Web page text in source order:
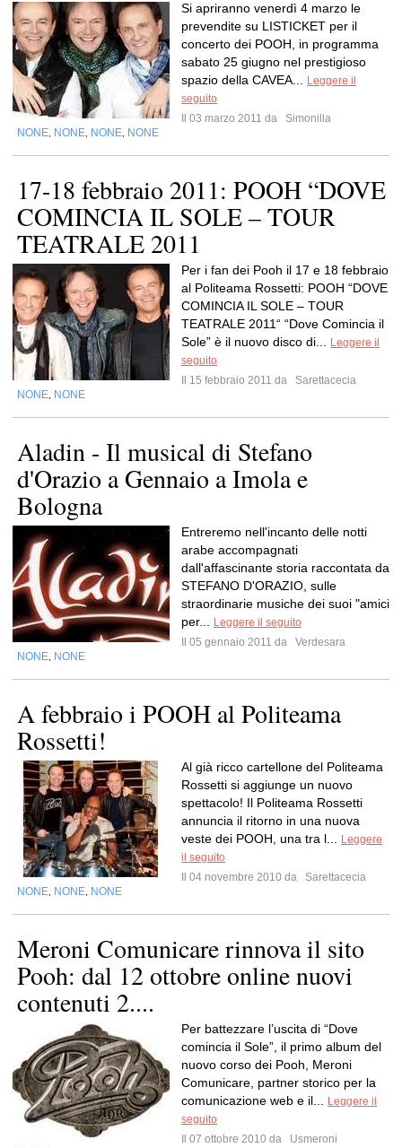
Si apriranno venerdì 4 marzo le
prevendite su LISTICKET per il
concerto dei POOH, in programma
sabato 25 giugno nel prestigioso
spazio della CAVEA...
Leggere il
seguito
Il 03 marzo 2011 da
Simonilla
NONE NONE NONE NONE
17-18 febbraio 2011: POOH “DOVE
COMINCIA IL SOLE – TOUR
TEATRALE 2011
Per i fan dei Pooh il 17 e 18 febbraio
al Politeama Rossetti: POOH “DOVE
COMINCIA IL SOLE – TOUR
TEATRALE 2011“ “Dove Comincia il
Sole” è il nuovo disco di...
Leggere il
seguito
Il 15 febbraio 2011 da
Sarettacecia
NONE NONE
Aladin - Il musical di Stefano
d'Orazio a Gennaio a Imola e
Bologna
Entreremo nell'incanto delle notti
arabe accompagnati
dall'affascinante storia raccontata da
STEFANO D'ORAZIO, sulle
straordinarie musiche dei suoi "amici
per...
Leggere il seguito
Il 05 gennaio 2011 da
Verdesara
NONE NONE
A febbraio i POOH al Politeama
Rossetti!
Al già ricco cartellone del Politeama
Rossetti si aggiunge un nuovo
spettacolo! Il Politeama Rossetti
annuncia il ritorno in una nuova
veste dei POOH, una tra l...
Leggere
il seguito
Il 04 novembre 2010 da
Sarettacecia
NONE NONE NONE
Meroni Comunicare rinnova il sito
Pooh: dal 12 ottobre online nuovi
contenuti 2....
Per battezzare l’uscita di “Dove
comincia il Sole”, il primo album del
nuovo corso dei Pooh, Meroni
Comunicare, partner storico per la
comunicazione web e il...
Leggere il
seguito
Il 07 ottobre 2010 da
Usmeroni